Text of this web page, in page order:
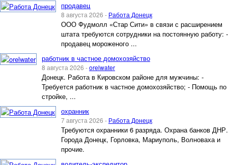
продавец
8 августа 2026 - Работа Донецк
ООО Фудмолл «Стар Сити» в связи с расширением
штата требуются сотрудники на постоянную работу: -
продавец мороженого ...
работник в частное домохозяйство
8 августа 2026 -orelwater
Донецк. Работа в Кировском районе для мужчины: -
Требуется работник в частное домохозяйство; - Помощь по
стройке, ...
охранник
7 августа 2026 - Работа Донецк
Требуются охранники 6 разряда. Охрана банков ДНР.
Города Донецк, Горловка, Мариуполь, Волноваха и
прочие.